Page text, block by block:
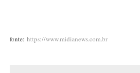
fonte: https://www.midianews.com.br